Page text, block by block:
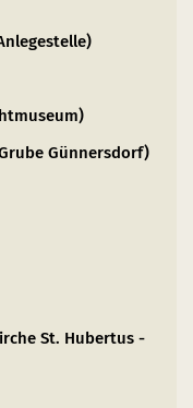
Günnersdorf)
St. Hubertus -